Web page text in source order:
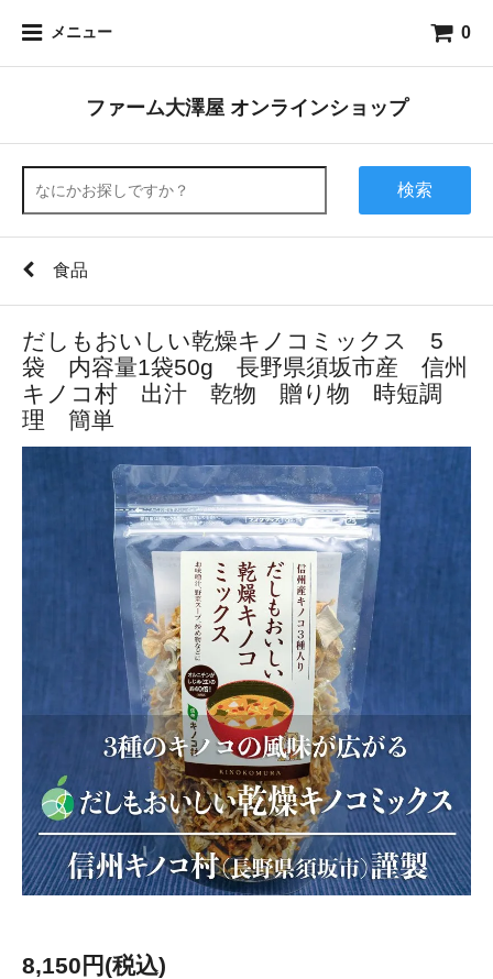
メニュー 0
ファーム大澤屋 オンラインショップ
検索
食品
だしもおいしい乾燥キノコミックス 5
袋 内容量1袋50g 長野県須坂市産 信州
キノコ村 出汁 乾物 贈り物 時短調
理 簡単
8,150円(税込)